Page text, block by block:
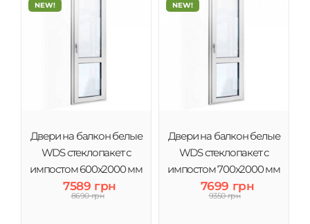
NEW!
Двери на балкон белые
WDS стеклопакет с
импостом 600x2000 мм
7589 грн
8690 грн
NEW!
Двери на балкон белые
WDS стеклопакет с
импостом 700x2000 мм
7699 грн
9350 грн